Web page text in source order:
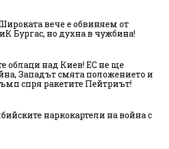
вече е обвиняем от
Бургас, но духна в чужбина!
облаци над Киев! ЕС не ще
Западът смята положението и
спря ракетите Пейтриът!
наркокартели на война с